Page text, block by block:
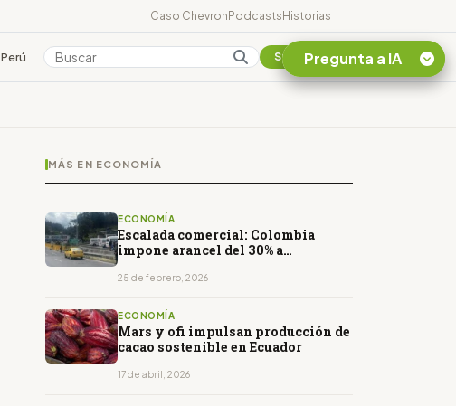
Caso ChevronPodcastsHistorias
Perú Colombia Suscribirse
MÁS EN ECONOMÍA
ECONOMÍA
Escalada comercial: Colombia
impone arancel del 30% a
25 de febrero, 2026
ECONOMÍA
Mars y ofi impulsan producción de
cacao sostenible en Ecuador
17 de abril, 2026
Pregunta a IA